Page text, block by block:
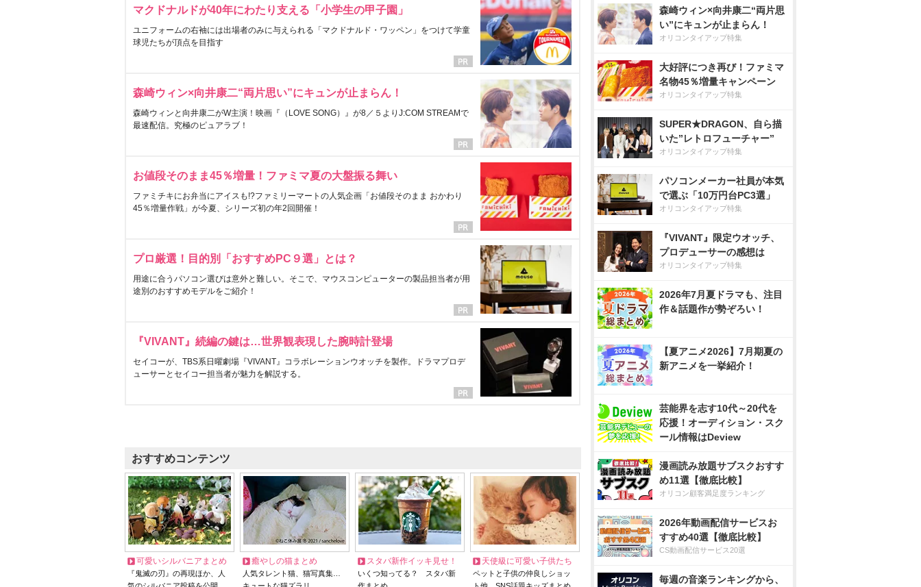
マクドナルドが40年にわたり支える「小学生の甲子園」
ユニフォームの右袖には出場者のみに与えられる「マクドナルド・ワッペン」をつけて学童
球児たちが頂点を目指す
森崎ウィン×向井康二“両片思い”にキュンが止まらん！
森崎ウィンと向井康二がW主演！映画『（LOVE SONG）』が8／５よりJ:COM STREAMで
最速配信。究極のピュアラブ！
お値段そのまま45％増量！ファミマ夏の大盤振る舞い
ファミチキにお弁当にアイスも!?ファミリーマートの人気企画「お値段そのまま おかわり
45％増量作戦」が今夏、シリーズ初の年2回開催！
プロ厳選！目的別「おすすめPC９選」とは？
用途に合うパソコン選びは意外と難しい。そこで、マウスコンピューターの製品担当者が用
途別のおすすめモデルをご紹介！
『VIVANT』続編の鍵は…世界観表現した腕時計登場
セイコーが、TBS系日曜劇場『VIVANT』コラボレーションウオッチを製作。ドラマプロデ
ューサーとセイコー担当者が魅力を解説する。
おすすめコンテンツ
可愛いシルバニアまとめ
『鬼滅の刃』の再現ほか、人
癒やしの猫まとめ
人気タレント猫、猫写真集…
スタバ新作イッキ見せ！
いくつ知ってる？ スタバ新
天使級に可愛い子供たち
ペットと子供の仲良しショッ
森崎ウィン×向井康二“両片思
い”にキュンが止まらん！
オリコンタイアップ特集
大好評につき再び！ファミマ
名物45％増量キャンペーン
オリコンタイアップ特集
SUPER★DRAGON、自ら描
いた”レトロフューチャー”
オリコンタイアップ特集
パソコンメーカー社員が本気
で選ぶ「10万円台PC3選」
オリコンタイアップ特集
『VIVANT』限定ウオッチ、
プロデューサーの感想は
オリコンタイアップ特集
2026年7月夏ドラマも、注目
作＆話題作が勢ぞろい！
【夏アニメ2026】7月期夏の
新アニメを一挙紹介！
芸能界を志す10代～20代を
応援！オーディション・スク
ール情報はDeview
漫画読み放題サブスクおすす
め11選【徹底比較】
オリコン顧客満足度ランキング
2026年動画配信サービスお
すすめ40選【徹底比較】
CS動画配信サービス20選
毎週の音楽ランキングから、